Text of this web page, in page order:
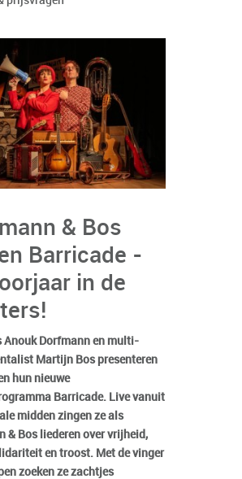
& Bos
Barricade -
in de
Anouk Dorfmann en multi-
Martijn Bos presenteren
hun nieuwe
Barricade. Live vanuit
midden zingen ze als
& Bos liederen over vrijheid,
en troost. Met de vinger
zoeken ze zachtjes